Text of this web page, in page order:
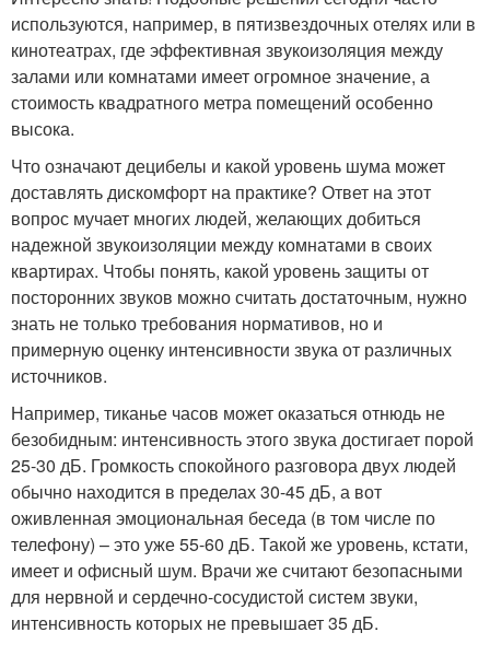
используются, например, в пятизвездочных отелях или в
кинотеатрах, где эффективная звукоизоляция между
залами или комнатами имеет огромное значение, а
стоимость квадратного метра помещений особенно
высока.
Что означают децибелы и какой уровень шума может
доставлять дискомфорт на практике? Ответ на этот
вопрос мучает многих людей, желающих добиться
надежной звукоизоляции между комнатами в своих
квартирах. Чтобы понять, какой уровень защиты от
посторонних звуков можно считать достаточным, нужно
знать не только требования нормативов, но и
примерную оценку интенсивности звука от различных
источников.
Например, тиканье часов может оказаться отнюдь не
безобидным: интенсивность этого звука достигает порой
25-30 дБ. Громкость спокойного разговора двух людей
обычно находится в пределах 30-45 дБ, а вот
оживленная эмоциональная беседа (в том числе по
телефону) – это уже 55-60 дБ. Такой же уровень, кстати,
имеет и офисный шум. Врачи же считают безопасными
для нервной и сердечно-сосудистой систем звуки,
интенсивность которых не превышает 35 дБ.